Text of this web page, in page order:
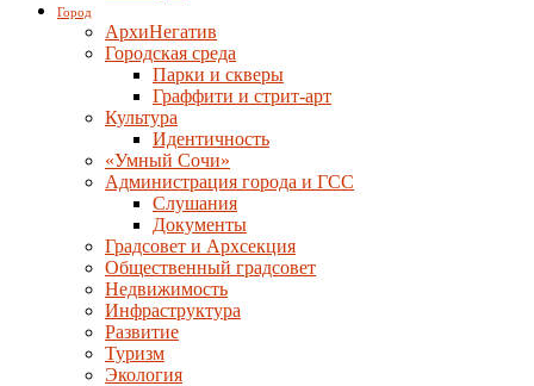
Город
АрхиНегатив
Городская среда
Парки и скверы
Граффити и стрит-арт
Культура
Идентичность
«Умный Сочи»
Администрация города и ГСС
Слушания
Документы
Градсовет и Архсекция
Общественный градсовет
Недвижимость
Инфраструктура
Развитие
Туризм
Экология